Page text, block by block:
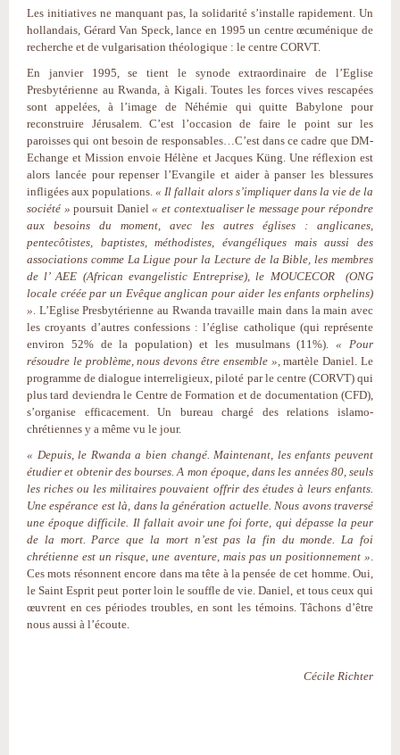
Les initiatives ne manquant pas, la solidarité s’installe rapidement. Un
hollandais, Gérard Van Speck, lance en 1995 un centre œcuménique de
recherche et de vulgarisation théologique : le centre CORVT.
En janvier 1995, se tient le synode extraordinaire de l’Eglise
Presbytérienne au Rwanda, à Kigali. Toutes les forces vives rescapées
sont appelées, à l’image de Néhémie qui quitte Babylone pour
reconstruire Jérusalem. C’est l’occasion de faire le point sur les
paroisses qui ont besoin de responsables…C’est dans ce cadre que DM-
Echange et Mission envoie Hélène et Jacques Küng. Une réflexion est
alors lancée pour repenser l’Evangile et aider à panser les blessures
infligées aux populations.« Il fallait alors s’impliquer dans la vie de la
société » poursuit Daniel« et contextualiser le message pour répondre
aux besoins du moment, avec les autres églises : anglicanes,
pentecôtistes, baptistes, méthodistes, évangéliques mais aussi des
associations comme La Ligue pour la Lecture de la Bible, les membres
de l’ AEE (African evangelistic Entreprise), le MOUCECOR (ONG
locale créée par un Evêque anglican pour aider les enfants orphelins)
». L’Eglise Presbytérienne au Rwanda travaille main dans la main avec
les croyants d’autres confessions : l’église catholique (qui représente
environ 52% de la population) et les musulmans (11%).« Pour
résoudre le problème, nous devons être ensemble »,martèle Daniel. Le
programme de dialogue interreligieux, piloté par le centre (CORVT) qui
plus tard deviendra le Centre de Formation et de documentation (CFD),
s’organise efficacement. Un bureau chargé des relations islamo-
chrétiennes y a même vu le jour.
« Depuis, le Rwanda a bien changé. Maintenant, les enfants peuvent
étudier et obtenir des bourses. A mon époque, dans les années 80, seuls
les riches ou les militaires pouvaient offrir des études à leurs enfants.
Une espérance est là, dans la génération actuelle. Nous avons traversé
une époque difficile. Il fallait avoir une foi forte, qui dépasse la peur
de la mort. Parce que la mort n’est pas la fin du monde. La foi
chrétienne est un risque, une aventure, mais pas un positionnement ».
Ces mots résonnent encore dans ma tête à la pensée de cet homme. Oui,
le Saint Esprit peut porter loin le souffle de vie. Daniel, et tous ceux qui
œuvrent en ces périodes troubles, en sont les témoins. Tâchons d’être
nous aussi à l’écoute.
Cécile Richter